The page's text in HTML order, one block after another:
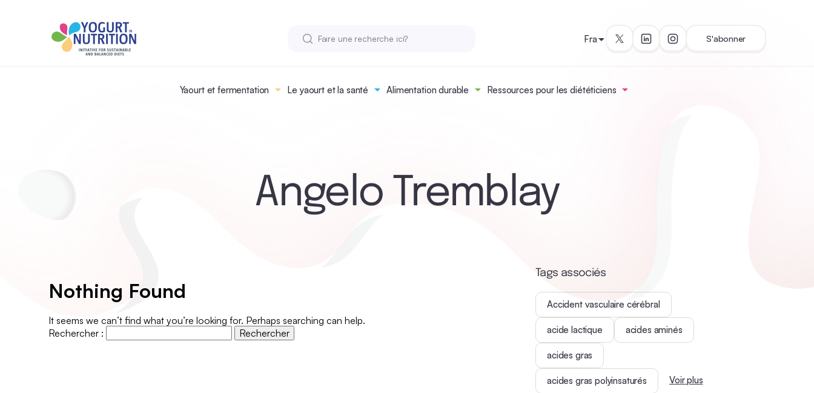
Yaourt et fermentation Le yaourt et la santé Alimentation durable Ressources pour les diététiciens
Fra S'abonner
Angelo Tremblay
Nothing Found
It seems we can’t find what you’re looking for. Perhaps searching can help.
Rechercher :
Tags associés
Accident vasculaire cérébral
acide lactique acides aminés
acides gras
acides gras polyinsaturés Voir plus